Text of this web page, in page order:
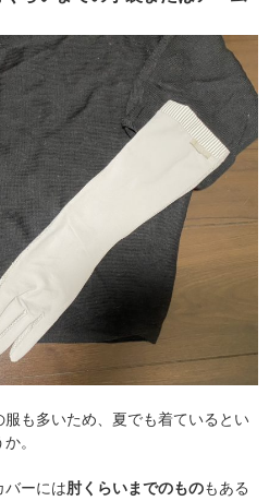
も多いため、夏でも着ているとい
。
バーには肘くらいまでのものもある